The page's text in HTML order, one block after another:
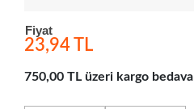
Fiyat
23,94 TL
750,00 TL üzeri kargo bedava